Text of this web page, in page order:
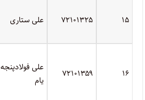
۱۵ ۷۲۱۰۱۳۲۵ علی ستاری
۱۶ ۷۲۱۰۱۳۵۹
علی فولادپنجه
یام